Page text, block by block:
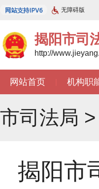
无障碍版
揭阳市司
http://
网站首页 机构职
市司法局 >
揭阳市